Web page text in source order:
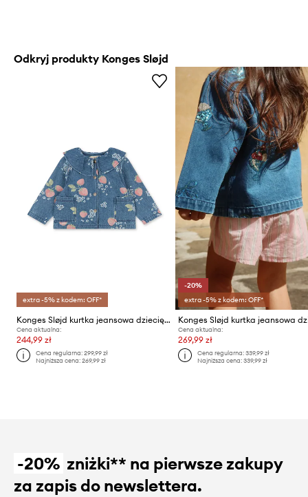
Odkryj produkty Konges Sløjd
extra -5% z kodem: OFF*
Konges Sløjd kurtka jeansowa dziecięca MAGOT COLLAR JACKET GOTS
Cena aktualna:
244,99 zł
Cena regularna:299,99 zł
Najniższa cena:269,99 zł
-20%
extra -5% z kodem: OFF*
Cena aktualna:
269,99 zł
Cena regularna: 339,99 zł
Najniższa cena: 339,99 zł
-20% zniżki** na pierwsze zakupy
za zapis do newslettera.